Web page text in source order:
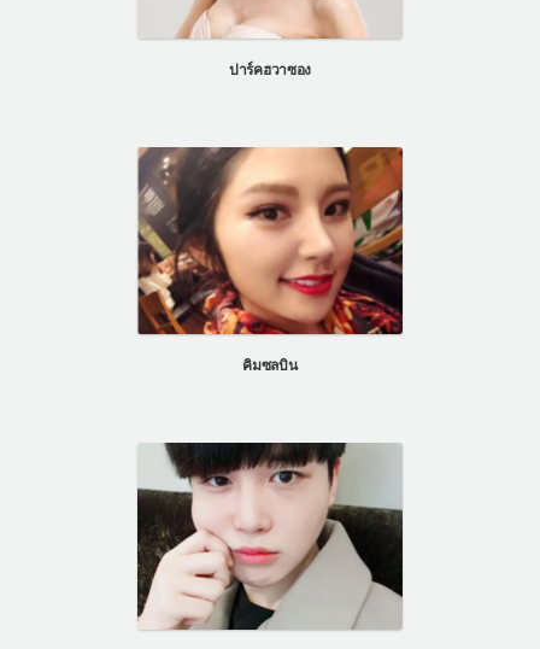
แนะนำโรงพยาบาลไอดี
ศัลยกรรมอย่างปลอดภัย
ปาร์คฮวาซอง
คิมซลบิน